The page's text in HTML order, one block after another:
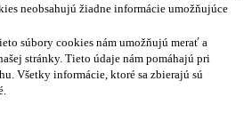
neobsahujú žiadne informácie umožňujúce
súbory cookies nám umožňujú merať a
stránky. Tieto údaje nám pomáhajú pri
Všetky informácie, ktoré sa zbierajú sú